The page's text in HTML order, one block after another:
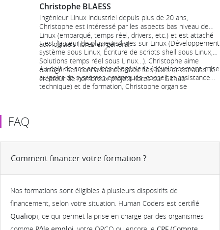
Christophe BLAESS
Ingénieur Linux industriel depuis plus de 20 ans,
Christophe est intéressé par les aspects bas niveau de
Linux (embarqué, temps réel, drivers, etc.) et est attaché
aux logiciels libres en général.
Il est l'auteur de plusieurs livres sur Linux (Développement
système sous Linux, Écriture de scripts shell sous Linux,
Solutions temps réel sous Linux…). Christophe aime
partager ses connaissances avec ses pairs et est aussi le
créateur de nombreux projets libres sur Github.
Au-delà de ses activités d'ingénierie (développement, mise
au point de systèmes embarqués, conseil et assistance
technique) et de formation, Christophe organise
FAQ
Comment financer votre formation ?
Nos formations sont éligibles à plusieurs dispositifs de
financement, selon votre situation. Human Coders est certifié
Qualiopi , ce qui permet la prise en charge par des organismes